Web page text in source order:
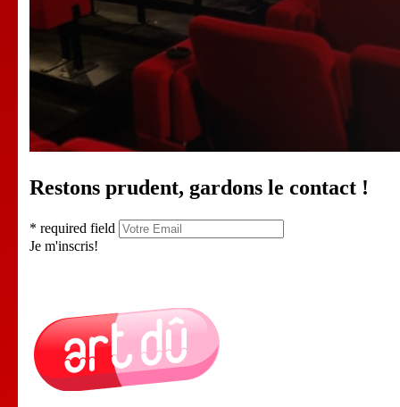
Restons prudent, gardons le contact !
* required field
Je m'inscris!